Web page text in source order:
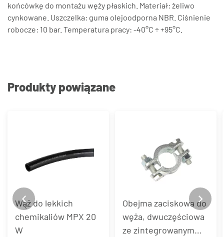
końcówkę do montażu węży płaskich. Materiał: żeliwo
cynkowane. Uszczelka: guma olejoodporna NBR. Ciśnienie
robocze: 10 bar. Temperatura pracy: -40°C ÷ +95°C.
Produkty powiązane
Wąż do lekkich
chemikaliów MPX 20
W
Obejma zaciskowa do
węża, dwuczęściowa
ze zintegrowanym